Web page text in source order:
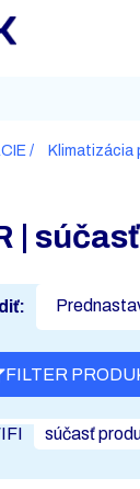
Klimatizácia
|
FILTER
súčasť